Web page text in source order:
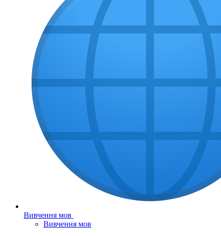
Вивчення мов
Вивчення мов